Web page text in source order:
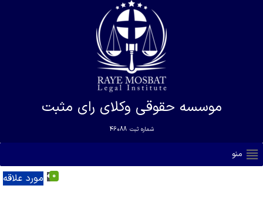
موسسه حقوقی وکلای رای مثبت
شماره ثبت 46088
منو
مورد علاقه 0